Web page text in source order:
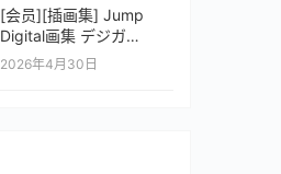
[会员][插画集] Jump
Digital画集 デジガ
CLAYMORE 1
2026年4月30日